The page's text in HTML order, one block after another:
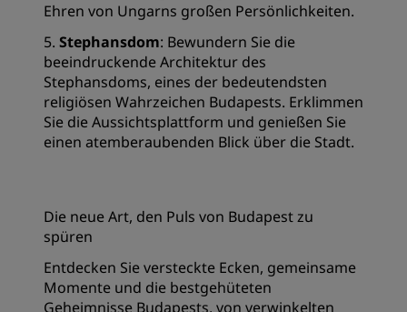
Ehren von Ungarns großen Persönlichkeiten.
5. Stephansdom: Bewundern Sie die
beeindruckende Architektur des
Stephansdoms, eines der bedeutendsten
religiösen Wahrzeichen Budapests. Erklimmen
Sie die Aussichtsplattform und genießen Sie
einen atemberaubenden Blick über die Stadt.
Die neue Art, den Puls von Budapest zu
spüren
Entdecken Sie versteckte Ecken, gemeinsame
Momente und die bestgehüteten
Geheimnisse Budapests, von verwinkelten